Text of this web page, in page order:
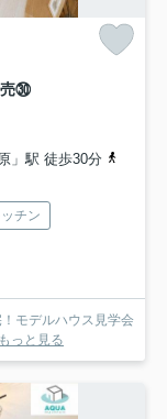
㉚
」駅 徒歩30分
チン
モデルハウス見学会
もっと見る